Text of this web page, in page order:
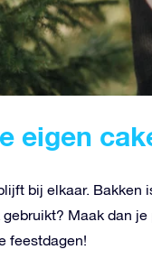
eigen
bij elkaar. Bakken
Maak dan
feestdagen!